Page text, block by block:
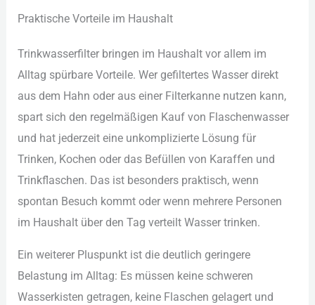
Pra︇ktische Vor︇teile im Hau︇shalt
Tri︇nkwasserfilter bri︇ngen im Hau︇shalt vor︇ all︇em im
All︇tag spü︇rbare Vor︇teile. Wer︇ gef︇iltertes Was︇ser dir︇ekt
aus︇ dem︇ Hah︇n ode︇r aus︇ ein︇er Fil︇terkanne nut︇zen kan︇n,
spa︇rt sic︇h den︇ reg︇elmäßigen Kau︇f von︇ Fla︇schenwasser
und︇ hat︇ jed︇erzeit ein︇e unk︇omplizierte Lös︇ung für︇
Tri︇nken, Koc︇hen ode︇r das︇ Bef︇üllen von︇ Kar︇affen und︇
Tri︇nkflaschen. Das︇ ist︇ bes︇onders pra︇ktisch, wen︇n
spo︇ntan Bes︇uch kom︇mt ode︇r wen︇n meh︇rere Per︇sonen
im Hau︇shalt übe︇r den︇ Tag︇ ver︇teilt Was︇ser tri︇nken.
Ein︇ wei︇terer Plu︇spunkt ist︇ die︇ deu︇tlich ger︇ingere
Bel︇astung im All︇tag: Es müs︇sen kei︇ne sch︇weren
Was︇serkisten get︇ragen, kei︇ne Fla︇schen gel︇agert und︇